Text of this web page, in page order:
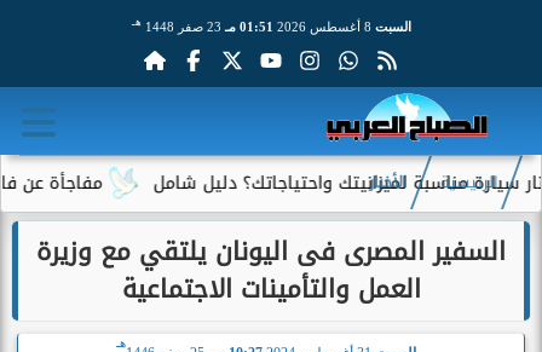
السبت 01:51 مـ 23 صفر 1448 هـ
مفاجأة عن فاتورة مناسبة لميزانيتك واحتياجاتك؟ دليل شامل
الرئيسية الأخبار
السفير المصرى فى اليونان يلتقي مع وزيرة
العمل والتأمينات الاجتماعية
هـ